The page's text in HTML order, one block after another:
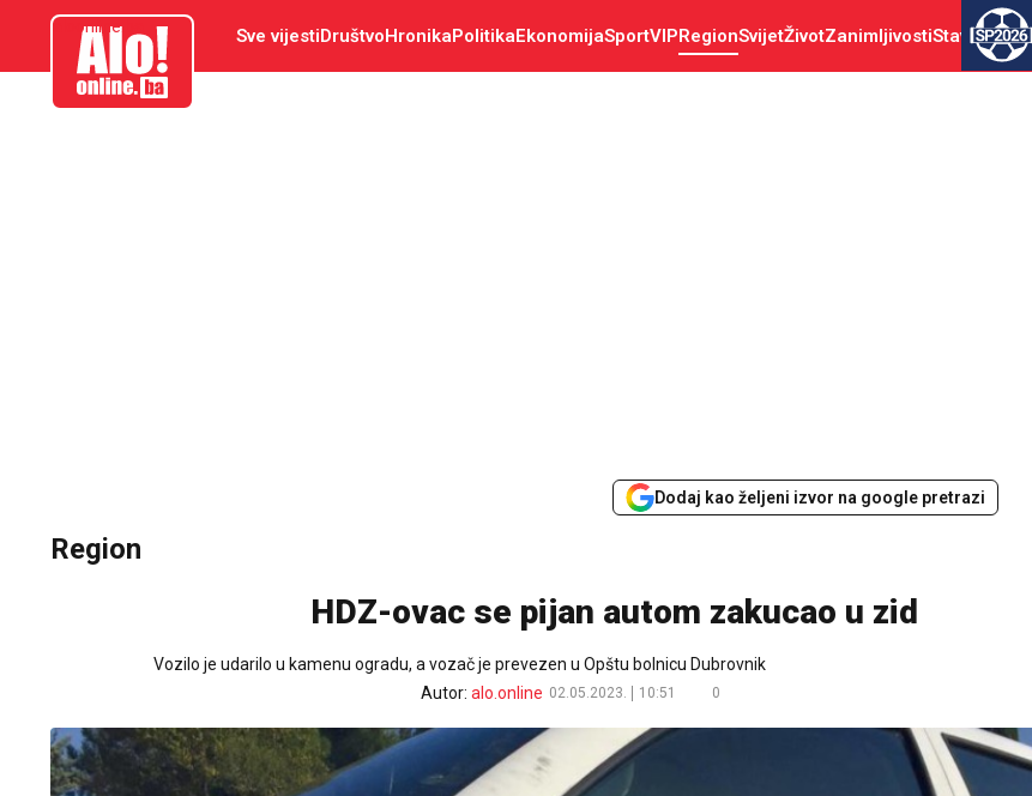
aloonline.ba Sve vijestiDruštvoHronikaPolitikaEkonomijaSportVIPRegionSvijetŽivotZanimljivostiStav SP2026
Dodaj kao željeni izvor na google pretrazi
Region
HDZ-ovac se pijan autom zakucao u zid
Vozilo je udarilo u kamenu ogradu, a vozač je prevezen u Opštu bolnicu Dubrovnik
Autor: alo.online 02.05.2023. 10:51 0